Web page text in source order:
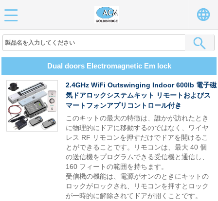
Dual doors Electromagnetic Em lock
2.4GHz WiFi Outswinging Indoor 600lb 電子磁
気ドアロックシステムキット リモートおよびス
マートフォンアプリコントロール付き
このキットの最大の特徴は、誰かが訪れたとき
に物理的にドアに移動するのではなく、ワイヤ
レス RF リモコンを押すだけでドアを開けるこ
とができることです。リモコンは、最大 40 個
の送信機をプログラムできる受信機と通信し、
160 フィートの範囲を持ちます。
受信機の機能は、電源がオンのときにキットの
ロックがロックされ、リモコンを押すとロック
が一時的に解除されてドアが開くことです。